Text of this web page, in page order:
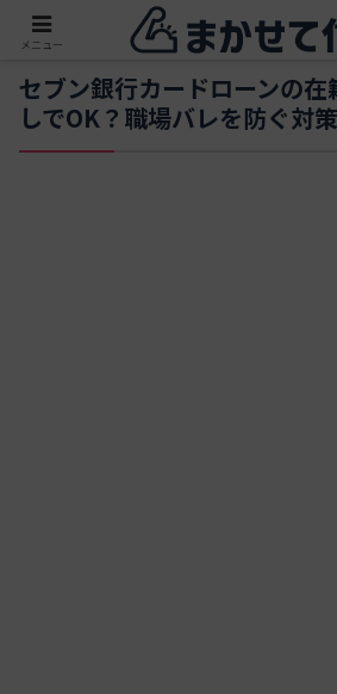
セブン銀行カードローンの
しでOK？職場バレを防ぐ対
メニュー